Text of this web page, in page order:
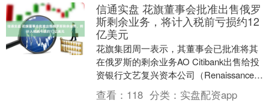
信通实盘 花旗董事会批准出售俄罗
斯剩余业务，将计入税前亏损约12
亿美元
花旗集团周一表示，其董事会已批准将其
在俄罗斯的剩余业务AO Citibank出售给投
资银行文艺复兴资本公司（Renaissance
Capital）的计划，此举....
查看： 118 分类： 实盘配资app